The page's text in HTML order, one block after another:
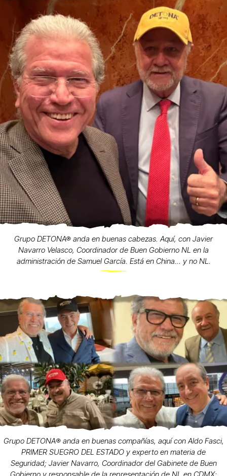
Grupo DETONA® anda en buenas cabezas. Aquí, con Javier
Navarro Velasco, Coordinador de Buen Gobierno NL en la
administración de Samuel García. Está en China... y no NL.
Grupo DETONA®️ anda en buenas compañías, aquí con Aldo Fasci,
PRIMER SUEGRO DEL ESTADO y experto en materia de
Seguridad; Javier Navarro, Coordinador del Gabinete de Buen